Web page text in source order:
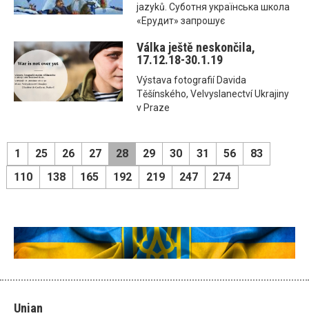
jazyků. Суботня українська школа
«Ерудит» запрошує
Válka ještě neskončila,
17.12.18-30.1.19
Výstava fotografií Davida
Těšínského, Velvyslanectví Ukrajiny
v Praze
1 25 26 27 28 29 30 31 56
83
110
138 165 192 219 247 274
Unian